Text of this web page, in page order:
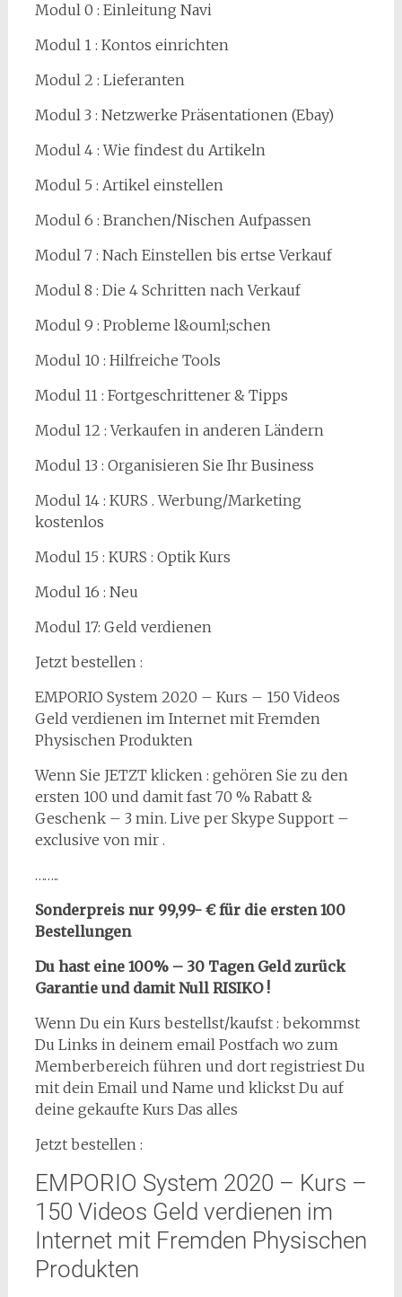
Modul 0 : Einleitung Navi
Modul 1 : Kontos einrichten
Modul 2 : Lieferanten
Modul 3 : Netzwerke Präsentationen (Ebay)
Modul 4 : Wie findest du Artikeln
Modul 5 : Artikel einstellen
Modul 6 : Branchen/Nischen Aufpassen
Modul 7 : Nach Einstellen bis ertse Verkauf
Modul 8 : Die 4 Schritten nach Verkauf
Modul 9 : Probleme l&ouml;schen
Modul 10 : Hilfreiche Tools
Modul 11 : Fortgeschrittener & Tipps
Modul 12 : Verkaufen in anderen Ländern
Modul 13 : Organisieren Sie Ihr Business
Modul 14 : KURS . Werbung/Marketing
kostenlos
Modul 15 : KURS : Optik Kurs
Modul 16 : Neu
Modul 17: Geld verdienen
Jetzt bestellen :
EMPORIO System 2020 – Kurs – 150 Videos
Geld verdienen im Internet mit Fremden
Physischen Produkten
Wenn Sie JETZT klicken : gehören Sie zu den
ersten 100 und damit fast 70 % Rabatt &
Geschenk – 3 min. Live per Skype Support –
exclusive von mir .
……..
Sonderpreis nur 99,99- € für die ersten 100
Bestellungen
Du hast eine 100% – 30 Tagen Geld zurück
Garantie und damit Null RISIKO !
Wenn Du ein Kurs bestellst/kaufst : bekommst
Du Links in deinem email Postfach wo zum
Memberbereich führen und dort registriest Du
mit dein Email und Name und klickst Du auf
deine gekaufte Kurs Das alles
Jetzt bestellen :
EMPORIO System 2020 – Kurs –
150 Videos Geld verdienen im
Internet mit Fremden Physischen
Produkten